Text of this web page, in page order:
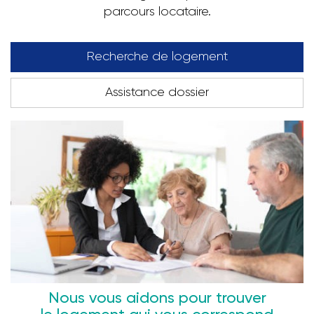
parcours locataire.
Recherche de logement
Assistance dossier
Nous vous aidons pour trouver